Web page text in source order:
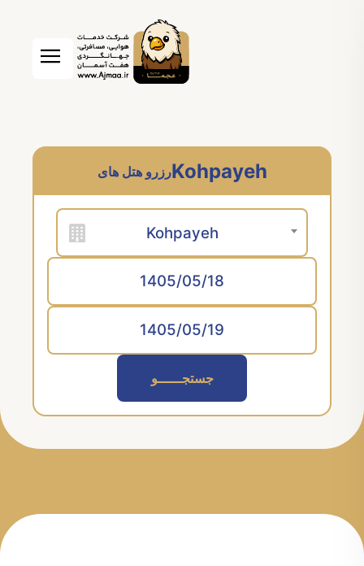
Kohpayehرزرو هتل های
Kohpayeh
جستجــــــو